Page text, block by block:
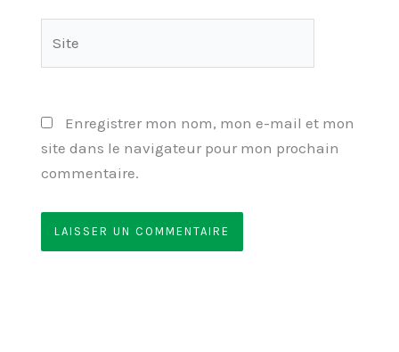
Enregistrer mon nom, mon e-mail et mon
site dans le navigateur pour mon prochain
commentaire.